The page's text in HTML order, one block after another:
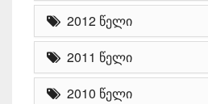
2012 წელი
2011 წელი
2010 წელი